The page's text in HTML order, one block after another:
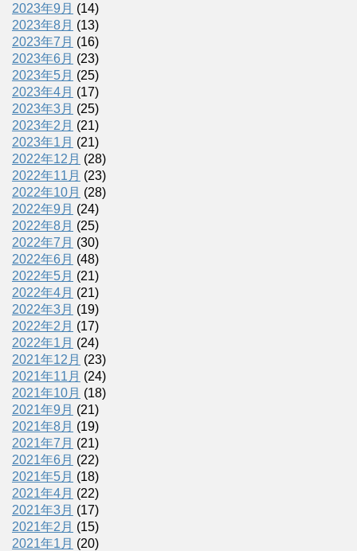
2023年9月 (14)
2023年8月 (13)
2023年7月 (16)
2023年6月 (23)
2023年5月 (25)
2023年4月 (17)
2023年3月 (25)
2023年2月 (21)
2023年1月 (21)
2022年12月 (28)
2022年11月 (23)
2022年10月 (28)
2022年9月 (24)
2022年8月 (25)
2022年7月 (30)
2022年6月 (48)
2022年5月 (21)
2022年4月 (21)
2022年3月 (19)
2022年2月 (17)
2022年1月 (24)
2021年12月 (23)
2021年11月 (24)
2021年10月 (18)
2021年9月 (21)
2021年8月 (19)
2021年7月 (21)
2021年6月 (22)
2021年5月 (18)
2021年4月 (22)
2021年3月 (17)
2021年2月 (15)
2021年1月 (20)